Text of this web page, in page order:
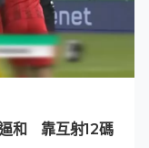
和 靠互射12碼